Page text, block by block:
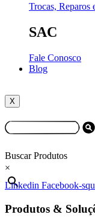
Trocas, Reparos
SAC
Fale Conosco
Blog
X
Buscar Produtos
×
Linkedin Facebook-
Produtos &